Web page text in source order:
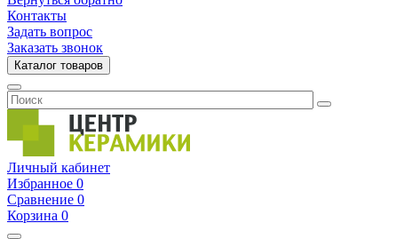
Контакты
Задать вопрос
Заказать звонок
Каталог товаров
Личный кабинет
Избранное 0
Сравнение 0
Корзина 0